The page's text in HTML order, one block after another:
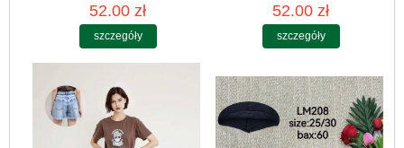
52.00 zł
szczegóły
52.00 zł
szczegóły